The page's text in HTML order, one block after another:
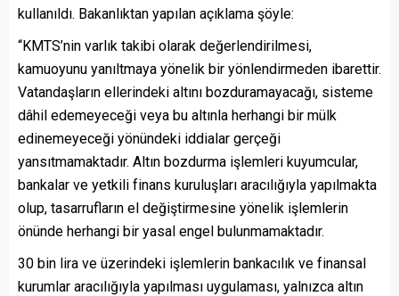
kullanıldı. Bakanlıktan yapılan açıklama şöyle:
“KMTS’nin varlık takibi olarak değerlendirilmesi,
kamuoyunu yanıltmaya yönelik bir yönlendirmeden ibarettir.
Vatandaşların ellerindeki altını bozduramayacağı, sisteme
dâhil edemeyeceği veya bu altınla herhangi bir mülk
edinemeyeceği yönündeki iddialar gerçeği
yansıtmamaktadır. Altın bozdurma işlemleri kuyumcular,
bankalar ve yetkili finans kuruluşları aracılığıyla yapılmakta
olup, tasarrufların el değiştirmesine yönelik işlemlerin
önünde herhangi bir yasal engel bulunmamaktadır.
30 bin lira ve üzerindeki işlemlerin bankacılık ve finansal
kurumlar aracılığıyla yapılması uygulaması, yalnızca altın